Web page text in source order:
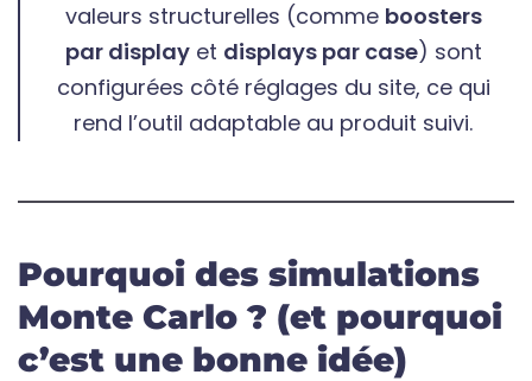
valeurs structurelles (comme boosters
par displayet displays par case) sont
configurées côté réglages du site, ce qui
rend l’outil adaptable au produit suivi.
Pourquoi des simulations
Monte Carlo ? (et pourquoi
c’est une bonne idée)